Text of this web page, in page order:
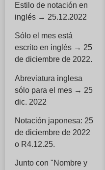
Estilo de notación en
inglés → 25.12.2022
Sólo el mes está
escrito en inglés → 25
de diciembre de 2022.
Abreviatura inglesa
sólo para el mes → 25
dic. 2022
Notación japonesa: 25
de diciembre de 2022
o R4.12.25.
Junto con "Nombre y